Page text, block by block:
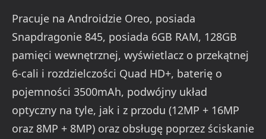
Pracuje na Androidzie Oreo, posiada
Snapdragonie 845, posiada 6GB RAM, 128GB
pamięci wewnętrznej, wyświetlacz o przekątnej
6-cali i rozdzielczości Quad HD+, baterię o
pojemności 3500mAh, podwójny układ
optyczny na tyle, jak i z przodu (12MP + 16MP
oraz 8MP + 8MP) oraz obsługę poprzez ściskanie